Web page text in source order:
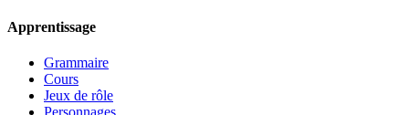
Apprentissage
Grammaire
Cours
Jeux de rôle